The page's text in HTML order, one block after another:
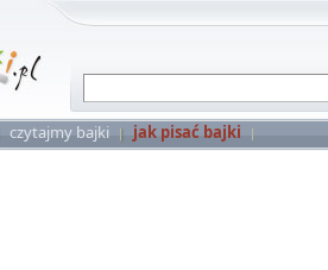
czytajmy bajki jak pisać bajki